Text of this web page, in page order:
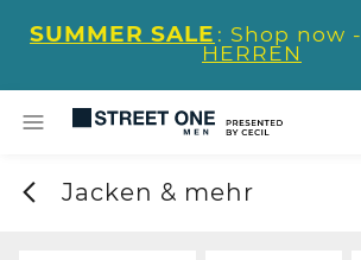
SUMMER SALE : Shop now -
HERREN
Jacken & mehr